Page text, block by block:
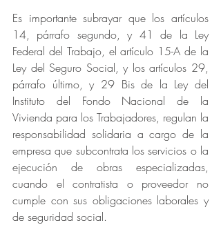
Es importante subrayar que los artículos
14, párrafo segundo, y 41 de la Ley
Federal del Trabajo, el artículo 15-A de la
Ley del Seguro Social, y los artículos 29,
párrafo último, y 29 Bis de la Ley del
Instituto del Fondo Nacional de la
Vivienda para los Trabajadores, regulan la
responsabilidad solidaria a cargo de la
empresa que subcontrata los servicios o la
ejecución de obras especializadas,
cuando el contratista o proveedor no
cumple con sus obligaciones laborales y
de seguridad social.